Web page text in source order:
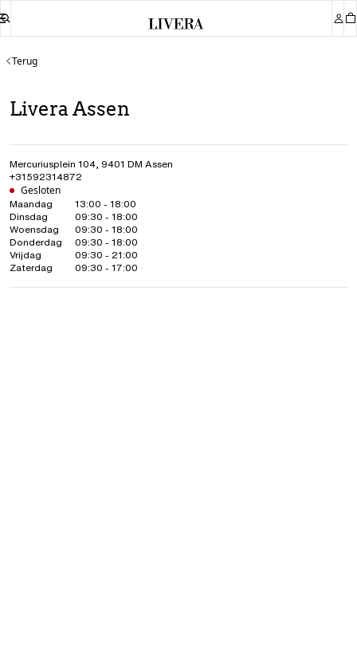
Terug
Livera Assen
Mercuriusplein 104, 9401 DM Assen
+31592314872
Gesloten
Maandag
13:00 - 18:00
Dinsdag
09:30 - 18:00
Woensdag
09:30 - 18:00
Donderdag
09:30 - 18:00
Vrijdag
09:30 - 21:00
Zaterdag
09:30 - 17:00